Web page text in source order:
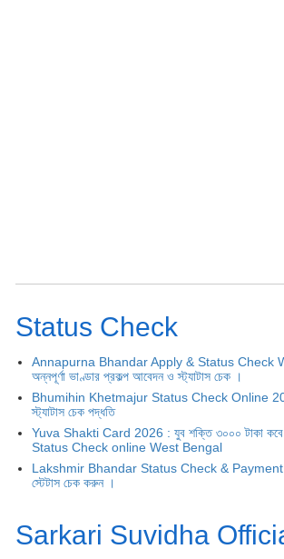
Status Check
Annapurna Bhandar Apply & Status Check
অন্নপূর্ণা ভাণ্ডার প্রকল্প আবেদন ও স্ট্যাটাস চেক ।
Bhumihin Khetmajur Status Check Online
স্ট্যাটাস চেক পদ্ধতি
Yuva Shakti Card 2026 : যুব শক্তি ৩০০০ টাকা
Status Check online West Bengal
Lakshmir Bhandar Status Check & Payment
স্টেটাস চেক করুন ।
Sarkari Suvidha